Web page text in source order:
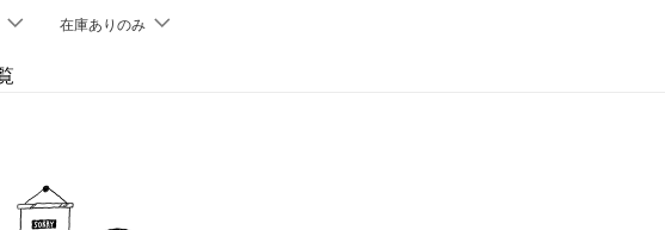
在庫ありのみ